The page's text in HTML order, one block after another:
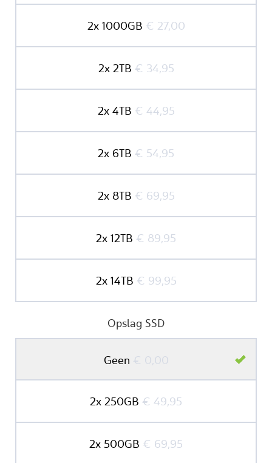
2x 1000GB € 27,00
2x 2TB € 34,95
2x 4TB € 44,95
2x 6TB € 54,95
2x 8TB € 69,95
2x 12TB € 89,95
2x 14TB € 99,95
Opslag SSD
Geen € 0,00
2x 250GB € 49,95
2x 500GB € 69,95